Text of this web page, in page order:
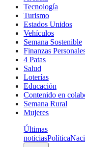
Tecnología
Turismo
Estados Unidos
Vehículos
Semana Sostenible
Finanzas
4 Patas
Salud
Loterías
Educación
Contenido en
Semana Rural
Mujeres
Últimas
noticiasPolítica